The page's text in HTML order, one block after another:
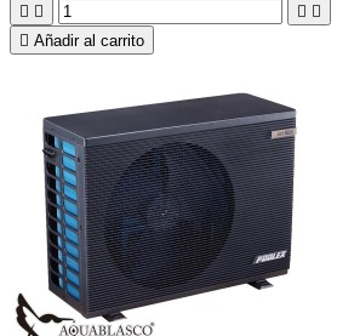
   
 Añadir al carrito